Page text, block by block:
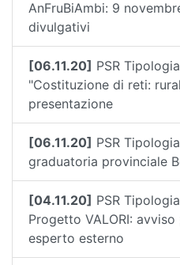
AnFruBiAmbi: 9
divulgativi
[06.11.20] PSR
"Costituzione di reti:
presentazione
[06.11.20] PSR
graduatoria provinciale
[04.11.20] PSR
Progetto VALORI:
esperto esterno